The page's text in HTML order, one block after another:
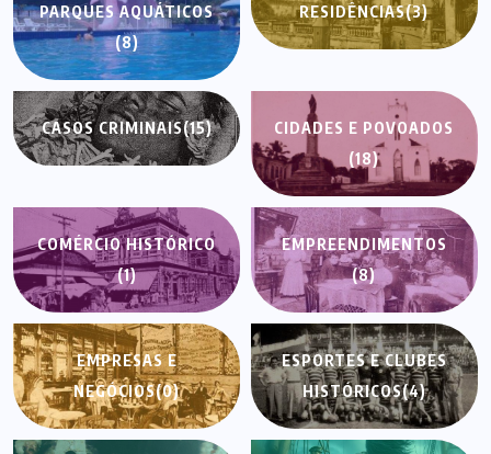
PARQUES AQUÁTICOS
(8)
RESIDÊNCIAS(3)
CASOS CRIMINAIS(15)
CIDADES E POVOADOS
(18)
COMÉRCIO HISTÓRICO
(1)
EMPREENDIMENTOS
(8)
EMPRESAS E
NEGÓCIOS(0)
ESPORTES E CLUBES
HISTÓRICOS(4)